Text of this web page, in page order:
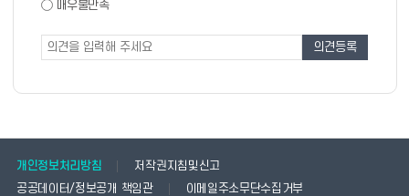
조
사
매우불만족
개인정보처리방침
저작권지침및신고
공공데이터/정보공개 책임관
이메일주소무단수집거부